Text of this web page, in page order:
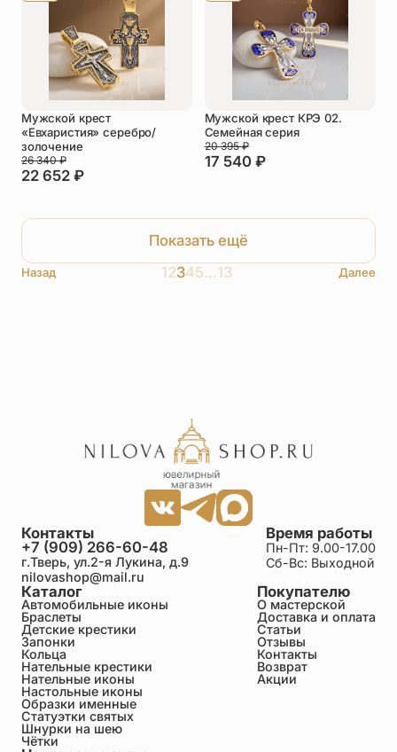
Мужской крест
«Евхаристия» серебро/
золочение
22 652 ₽
26 340₽
Мужской крест КРЭ 02.
Семейная серия
17 540 ₽
20 395₽
Показать ещё
Назад 12345…13 Далее
Каталог
Автомобильные иконы
Браслеты
Детские крестики
Запонки
Кольца
Нательные крестики
Нательные иконы
Настольные иконы
Образки именные
Статуэтки святых
Шнурки на шею
Чётки
Покупателю
О мастерской
Доставка и оплата
Статьи
Отзывы
Контакты
Возврат
Акции
Время работы
Пн-Пт: 9.00-17.00
Сб-Вс: Выходной
Контакты
+7 (909) 266-60-48
г.Тверь, ул.2-я Лукина, д.9
nilovashop@mail.ru